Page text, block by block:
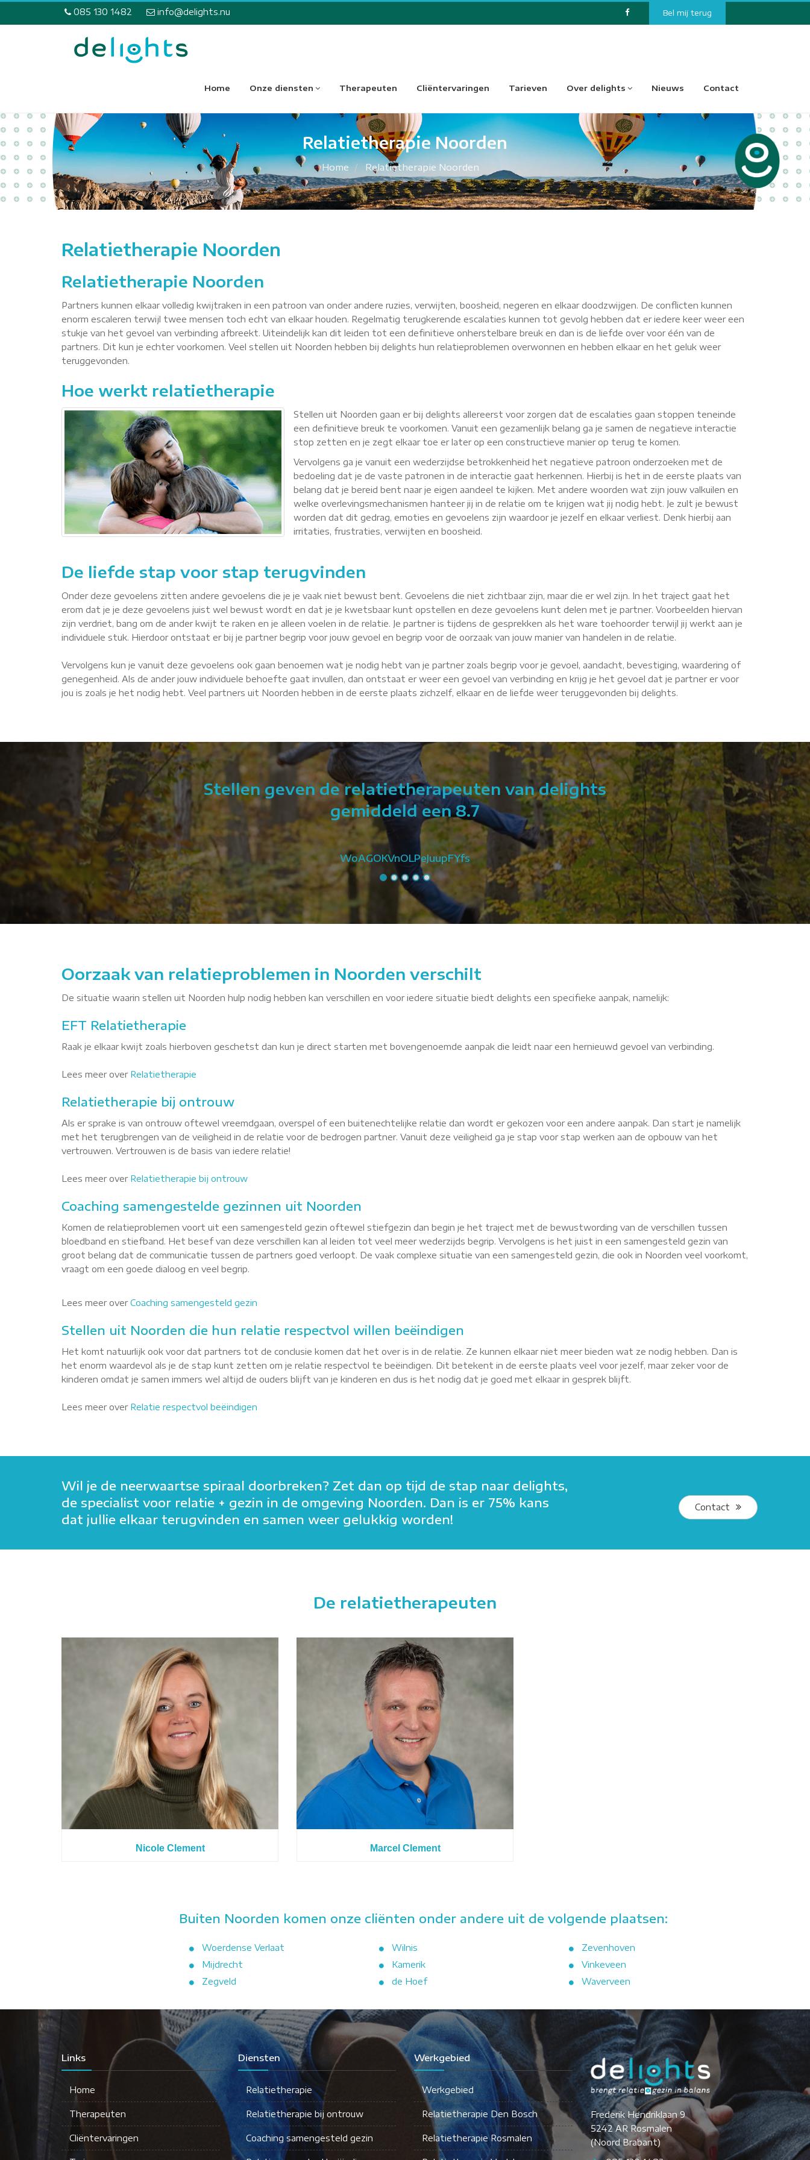
085 130 1482 info@delights.nu Bel mij terug
Home Onze diensten Therapeuten Cliëntervaringen Tarieven Over delights Nieuws Contact
Relatietherapie Noorden
Home Relatietherapie Noorden
Relatietherapie Noorden
Relatietherapie Noorden
Partners kunnen elkaar volledig kwijtraken in een patroon van onder andere ruzies, verwijten, boosheid, negeren en elkaar doodzwijgen. De conflicten kunnen
enorm escaleren terwijl twee mensen toch echt van elkaar houden. Regelmatig terugkerende escalaties kunnen tot gevolg hebben dat er iedere keer weer een
stukje van het gevoel van verbinding afbreekt. Uiteindelijk kan dit leiden tot een definitieve onherstelbare breuk en dan is de liefde over voor één van de
partners. Dit kun je echter voorkomen. Veel stellen uit Noorden hebben bij delights hun relatieproblemen overwonnen en hebben elkaar en het geluk weer
teruggevonden.
Hoe werkt relatietherapie
Stellen uit Noorden gaan er bij delights allereerst voor zorgen dat de escalaties gaan stoppen teneinde
een definitieve breuk te voorkomen. Vanuit een gezamenlijk belang ga je samen de negatieve interactie
stop zetten en je zegt elkaar toe er later op een constructieve manier op terug te komen.
Vervolgens ga je vanuit een wederzijdse betrokkenheid het negatieve patroon onderzoeken met de
bedoeling dat je de vaste patronen in de interactie gaat herkennen. Hierbij is het in de eerste plaats van
belang dat je bereid bent naar je eigen aandeel te kijken. Met andere woorden wat zijn jouw valkuilen en
welke overlevingsmechanismen hanteer jij in de relatie om te krijgen wat jij nodig hebt. Je zult je bewust
worden dat dit gedrag, emoties en gevoelens zijn waardoor je jezelf en elkaar verliest. Denk hierbij aan
irritaties, frustraties, verwijten en boosheid.
De liefde stap voor stap terugvinden
Onder deze gevoelens zitten andere gevoelens die je je vaak niet bewust bent. Gevoelens die niet zichtbaar zijn, maar die er wel zijn. In het traject gaat het
erom dat je je deze gevoelens juist wel bewust wordt en dat je je kwetsbaar kunt opstellen en deze gevoelens kunt delen met je partner. Voorbeelden hiervan
zijn verdriet, bang om de ander kwijt te raken en je alleen voelen in de relatie. Je partner is tijdens de gesprekken als het ware toehoorder terwijl jij werkt aan je
individuele stuk. Hierdoor ontstaat er bij je partner begrip voor jouw gevoel en begrip voor de oorzaak van jouw manier van handelen in de relatie.
Vervolgens kun je vanuit deze gevoelens ook gaan benoemen wat je nodig hebt van je partner zoals begrip voor je gevoel, aandacht, bevestiging, waardering of
genegenheid. Als de ander jouw individuele behoefte gaat invullen, dan ontstaat er weer een gevoel van verbinding en krijg je het gevoel dat je partner er voor
jou is zoals je het nodig hebt. Veel partners uit Noorden hebben in de eerste plaats zichzelf, elkaar en de liefde weer teruggevonden bij delights.
Stellen geven de relatietherapeuten van delights
gemiddeld een 8.7
WoAGOKVnOLPeJuupFYfs
Oorzaak van relatieproblemen in Noorden verschilt
De situatie waarin stellen uit Noorden hulp nodig hebben kan verschillen en voor iedere situatie biedt delights een specifieke aanpak, namelijk:
EFT Relatietherapie
Raak je elkaar kwijt zoals hierboven geschetst dan kun je direct starten met bovengenoemde aanpak die leidt naar een hernieuwd gevoel van verbinding.
Lees meer over Relatietherapie
Relatietherapie bij ontrouw
Als er sprake is van ontrouw oftewel vreemdgaan, overspel of een buitenechtelijke relatie dan wordt er gekozen voor een andere aanpak. Dan start je namelijk
met het terugbrengen van de veiligheid in de relatie voor de bedrogen partner. Vanuit deze veiligheid ga je stap voor stap werken aan de opbouw van het
vertrouwen. Vertrouwen is de basis van iedere relatie!
Lees meer over Relatietherapie bij ontrouw
Coaching samengestelde gezinnen uit Noorden
Komen de relatieproblemen voort uit een samengesteld gezin oftewel stiefgezin dan begin je het traject met de bewustwording van de verschillen tussen
bloedband en stiefband. Het besef van deze verschillen kan al leiden tot veel meer wederzijds begrip. Vervolgens is het juist in een samengesteld gezin van
groot belang dat de communicatie tussen de partners goed verloopt. De vaak complexe situatie van een samengesteld gezin, die ook in Noorden veel voorkomt,
vraagt om een goede dialoog en veel begrip.
Lees meer overCoaching samengesteld gezin
Stellen uit Noorden die hun relatie respectvol willen beëindigen
Het komt natuurlijk ook voor dat partners tot de conclusie komen dat het over is in de relatie. Ze kunnen elkaar niet meer bieden wat ze nodig hebben. Dan is
het enorm waardevol als je de stap kunt zetten om je relatie respectvol te beëindigen. Dit betekent in de eerste plaats veel voor jezelf, maar zeker voor de
kinderen omdat je samen immers wel altijd de ouders blijft van je kinderen en dus is het nodig dat je goed met elkaar in gesprek blijft.
Lees meer over Relatie respectvol beëindigen
Wil je de neerwaartse spiraal doorbreken? Zet dan op tijd de stap naar delights,
de specialist voor relatie + gezin in de omgeving Noorden. Dan is er 75% kans
dat jullie elkaar terugvinden en samen weer gelukkig worden!
Contact
De relatietherapeuten
Nicole Clement Marcel Clement
Buiten Noorden komen onze cliënten onder andere uit de volgende plaatsen:
Woerdense Verlaat
Mijdrecht
Zegveld
Wilnis
Kamerik
de Hoef
Zevenhoven
Vinkeveen
Waverveen
Links
Home
Therapeuten
Cliëntervaringen
Diensten
Relatietherapie
Relatietherapie bij ontrouw
Coaching samengesteld gezin
Werkgebied
Werkgebied
Relatietherapie Den Bosch
Relatietherapie Rosmalen
Frederik Hendriklaan 9
5242 AR Rosmalen
(Noord Brabant)